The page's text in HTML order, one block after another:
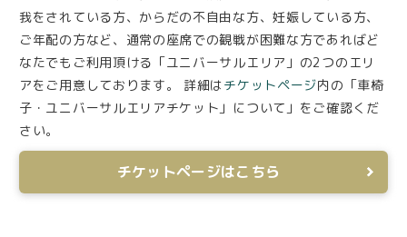
我をされている方、からだの不自由な方、妊娠している方、
ご年配の方など、通常の座席での観戦が困難な方であればど
なたでもご利用頂ける「ユニバーサルエリア」の2つのエリ
アをご用意しております。 詳細はチケットページ内の「車椅
子・ユニバーサルエリアチケット」について」をご確認くだ
さい。
チケットページはこちら